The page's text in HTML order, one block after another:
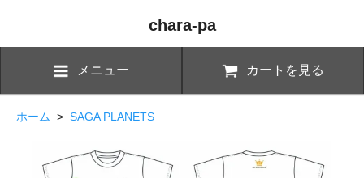
chara-pa
メニュー カートを見る
ホーム > SAGA PLANETS